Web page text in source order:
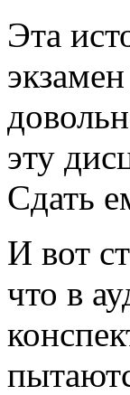
Эта
эту
Сдать
И вот
что в